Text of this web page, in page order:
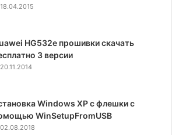
18.04.2015
HG532e прошивки скачать
3 версии
20.11.2014
Windows XP с флешки с
WinSetupFromUSB
02.08.2018